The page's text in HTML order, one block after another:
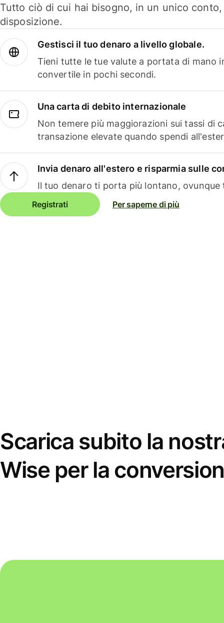
Tutto ciò di cui hai bisogno, in un unico
disposizione.
Gestisci il tuo denaro a livello globale.
Tieni tutte le tue valute a portata di mano
convertile in pochi secondi.
Una carta di debito internazionale
Non temere più maggiorazioni sui tassi di
transazione elevate quando spendi
Invia denaro all'estero e risparmia sulle
Il tuo denaro ti porta più lontano, ovunque
Registrati Per saperne di più
Scarica subito la
Wise per la